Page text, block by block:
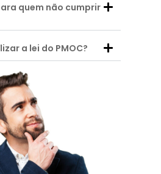
quem não cumprir
a lei do PMOC?